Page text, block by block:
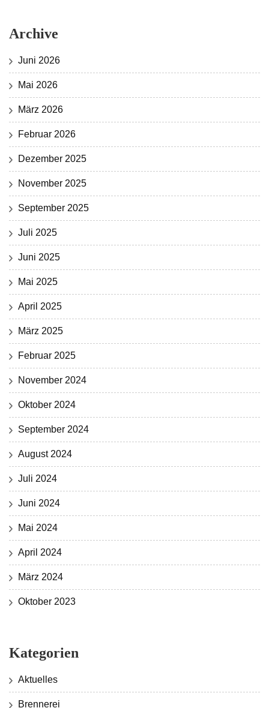
Archive
Juni 2026
Mai 2026
März 2026
Februar 2026
Dezember 2025
November 2025
September 2025
Juli 2025
Juni 2025
Mai 2025
April 2025
März 2025
Februar 2025
November 2024
Oktober 2024
September 2024
August 2024
Juli 2024
Juni 2024
Mai 2024
April 2024
März 2024
Oktober 2023
Kategorien
Aktuelles
Brennerei